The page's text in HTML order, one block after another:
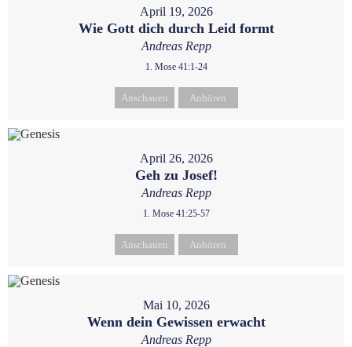
April 19, 2026
Wie Gott dich durch Leid formt
Andreas Repp
1. Mose 41:1-24
Anschauen Anhören
April 26, 2026
Geh zu Josef!
Andreas Repp
1. Mose 41:25-57
Anschauen Anhören
Mai 10, 2026
Wenn dein Gewissen erwacht
Andreas Repp